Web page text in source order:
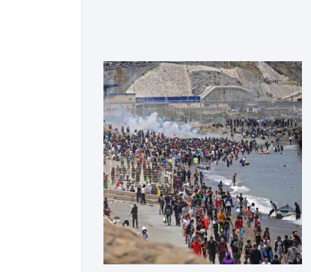
وأعرب العاهل الإسباني، في هذه البرقية،
باسمه الخاص وباسم الحكومة والشعب
الإسبانيين، عن أحر تهانيه وأطيب تمنياته
بالسعادة والصحة لشقيقه جلالة الملك،
وبالمزيد من الازدهار والرفاه للشعب
المغربي. […]